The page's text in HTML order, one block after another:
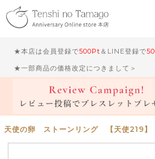
★本店は会員登録で500Pt ＆LINE登録で
★一部商品の価格改定につきまして＞
天使の卵 ストーンリング 【天使219】